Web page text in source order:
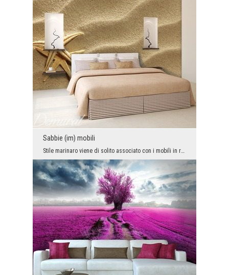
Sabbie (im) mobili
Stile marinaro viene di solito associato con i mobili in rattan, gli accessori oceanari e strisce...